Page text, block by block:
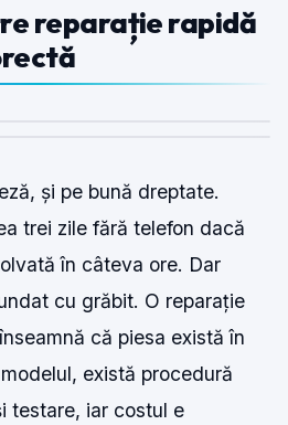
reparație rapidă
și pe bună dreptate.
trei zile fără telefon dacă
în câteva ore. Dar
cu grăbit. O reparație
că piesa există în
există procedură
testare, iar costul e